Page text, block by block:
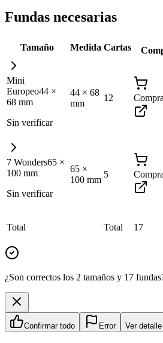
Fundas necesarias
Tamaño Medida Cartas
Mini
Europeo44 ×
68 mm
Sin verificar
44 × 68
mm
12
7 Wonders65 ×
100 mm
Sin verificar
65 ×
100 mm
5
Total Total 17
¿Son correctos los 2 tamaños y 17
Confirmar todo Error Ver detalle